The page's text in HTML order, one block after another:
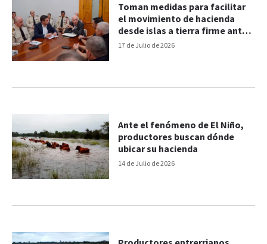
17 de Julio de 2026
Toman medidas para facilitar
el movimiento de hacienda
desde islas a tierra firme ante
posible creciente del río
14 de Julio de 2026
Ante el fenómeno de El Niño,
productores buscan dónde
ubicar su hacienda